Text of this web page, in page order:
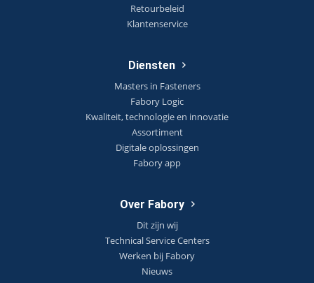
Retourbeleid
Klantenservice
Diensten
Masters in Fasteners
Fabory Logic
Kwaliteit, technologie en innovatie
Assortiment
Digitale oplossingen
Fabory app
Over Fabory
Dit zijn wij
Technical Service Centers
Werken bij Fabory
Nieuws